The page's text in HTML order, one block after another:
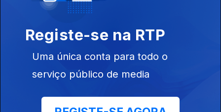
16 jun. 2026
Dia da Criança
15 jun. 2026
Registe-se na RTP
Uma única conta para todo o
serviço público de media